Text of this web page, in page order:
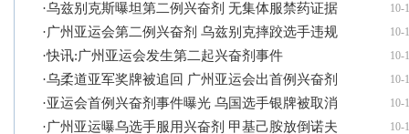
10-
·乌兹别克斯曝坦第二例兴奋剂 无集体服禁药证据
10-
·广州亚运会第二例兴奋剂 乌兹别克摔跤选手违规
10-
·快讯:广州亚运会发生第二起兴奋剂事件
10-
·乌柔道亚军奖牌被追回 广州亚运会出首例兴奋剂
10-
·亚运会首例兴奋剂事件曝光 乌国选手银牌被取消
10-
·广州亚运曝乌选手服用兴奋剂 甲基己胺放倒诺夫